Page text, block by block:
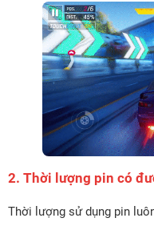
2. Thời lượng pin có
Thời lượng sử dụng pin